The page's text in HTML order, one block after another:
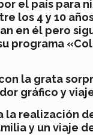
el país
los 4 y 10
en él pero
programa
la grata
gráfico y
la
y un viaje